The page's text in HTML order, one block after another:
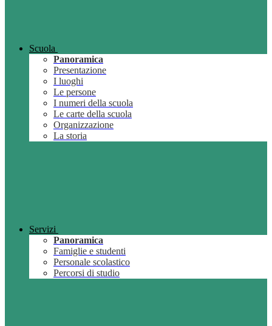
Scuola
Panoramica
Presentazione
I luoghi
Le persone
I numeri della scuola
Le carte della scuola
Organizzazione
La storia
Servizi
Panoramica
Famiglie e studenti
Personale scolastico
Percorsi di studio